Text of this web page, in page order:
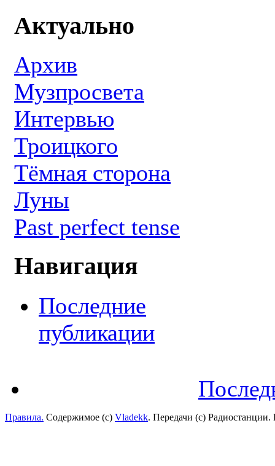
Актуально
Архив
Музпросвета
Интервью
Троицкого
Тёмная сторона
Луны
Past perfect tense
Навигация
Последние
публикации
Правила. Содержимое (с) Vladekk. Передачи (с)